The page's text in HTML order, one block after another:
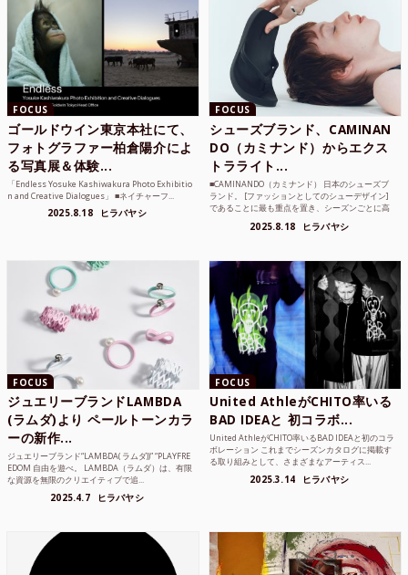
FOCUS
ゴールドウイン東京本社にて、
フォトグラファー柏倉陽介によ
る写真展＆体験...
「Endless Yosuke Kashiwakura Photo Exhibitio
n and Creative Dialogues」 ■ネイチャーフ...
2025.8.18 ヒラバヤシ
FOCUS
シューズブランド、CAMINAN
DO（カミナンド）からエクス
トラライト...
■CAMINANDO（カミナンド） 日本のシューズブ
ランド。 [ファッションとしてのシューデザイン]
であることに最も重点を置き、シーズンごとに高
2025.8.18 ヒラバヤシ
FOCUS
ジュエリーブランドLAMBDA
(ラムダ)より ペールトーンカラ
ーの新作...
ジュエリーブランド“LAMBDA( ラムダ))” “PLAYFRE
EDOM 自由を遊べ。 LAMBDA（ラムダ）は、有限
な資源を無限のクリエイティブで追...
2025.4.7 ヒラバヤシ
FOCUS
United AthleがCHITO率いる
BAD IDEAと 初コラボ...
United AthleがCHITO率いるBAD IDEAと初のコラ
ボレーション これまでシーズンカタログに掲載す
る取り組みとして、さまざまなアーティス...
2025.3.14 ヒラバヤシ